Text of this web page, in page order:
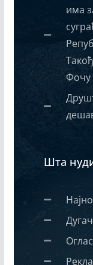
има
Фочу
Шта